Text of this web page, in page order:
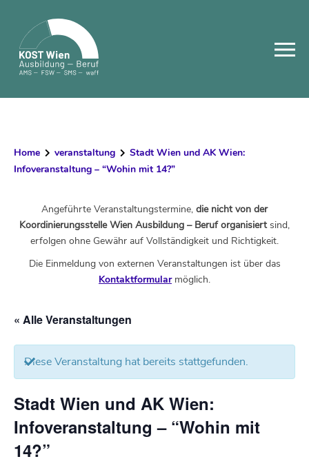
content
Home veranstaltung
Stadt Wien und AK Wien:
Infoveranstaltung – “Wohin mit 14?”
Angeführte Veranstaltungstermine, die nicht von der
Koordinierungsstelle Wien Ausbildung – Beruf organisiertsind,
erfolgen ohne Gewähr auf Vollständigkeit und Richtigkeit.
Die Einmeldung von externen Veranstaltungen ist über das
Kontaktformularmöglich.
« Alle Veranstaltungen
Diese Veranstaltung hat bereits stattgefunden.
Stadt Wien und AK Wien:
Infoveranstaltung – “Wohin mit
14?”